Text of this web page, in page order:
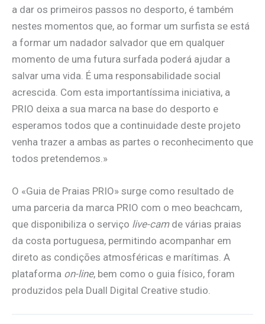
a dar os primeiros passos no desporto, é também
nestes momentos que, ao formar um surfista se está
a formar um nadador salvador que em qualquer
momento de uma futura surfada poderá ajudar a
salvar uma vida. É uma responsabilidade social
acrescida. Com esta importantíssima iniciativa, a
PRIO deixa a sua marca na base do desporto e
esperamos todos que a continuidade deste projeto
venha trazer a ambas as partes o reconhecimento que
todos pretendemos.»
O «Guia de Praias PRIO» surge como resultado de
uma parceria da marca PRIO com o meo beachcam,
que disponibiliza o serviço live-camde várias praias
da costa portuguesa, permitindo acompanhar em
direto as condições atmosféricas e marítimas. A
plataforma on-line, bem como o guia físico, foram
produzidos pela Duall Digital Creative studio.